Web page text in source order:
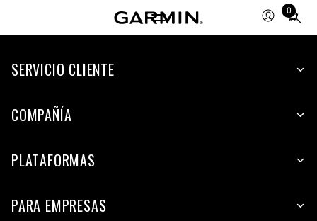
0
Total
SERVICIO CLIENTE
COMPAÑÍA
PLATAFORMAS
PARA EMPRESAS